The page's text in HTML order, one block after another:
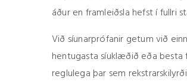
áður en framleiðsla hefst í fullri
Við síunarprófanir getum við
hentugasta síuklæðið eða
reglulega þar sem